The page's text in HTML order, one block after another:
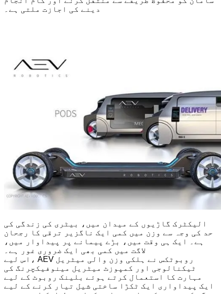
دینے کی اجازت ملتی ہے۔
الیکٹرک گاڑیوں کے میدان میں، بیٹری کی زندگی کی
حد کی وجہ سے وزن میں کمی ایک ناگزیر ترقی کا رجحان
ہے۔ ایک ہی وقت میں، بڑے پیمانے پر پیداوار میں،
لاگت میں کمی بھی ایک ضروری غور ہے۔
اس لیے، AEV روبوٹکس نے ہلکی وزن والی میٹریل
ٹیکنالوجی اور کمپوزٹ میٹریل مینوفیکچرنگ کی
مہارت کا استعمال کرتے ہوئے بلینک روبوٹ کے لیے
ایک پیداواری ایک ٹکڑا ساختی شیل تیار کرنے کے لیے